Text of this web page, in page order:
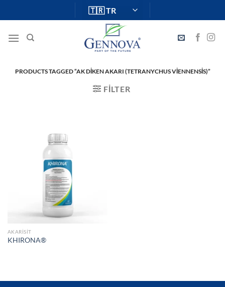
atla
PRODUCTS TAGGED “AK DIKEN AKARI (TETRANYCHUS VIENNENSIS)”
FILTER
AKARISIT
KHIRONA®